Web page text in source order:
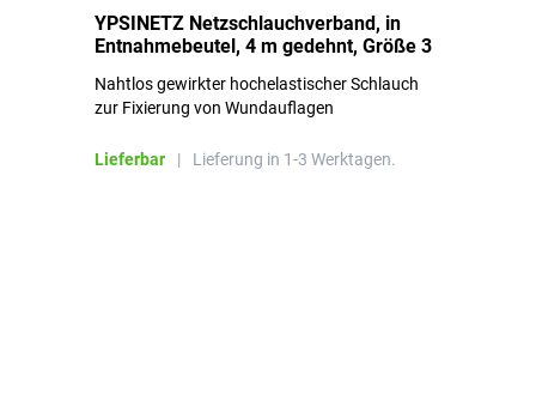
YPSINETZ Netzschlauchverband, in
Entnahmebeutel, 4 m gedehnt, Größe 3
Nahtlos gewirkter hochelastischer Schlauch
zur Fixierung von Wundauflagen
Lieferbar | Lieferung in 1-3 Werktagen.